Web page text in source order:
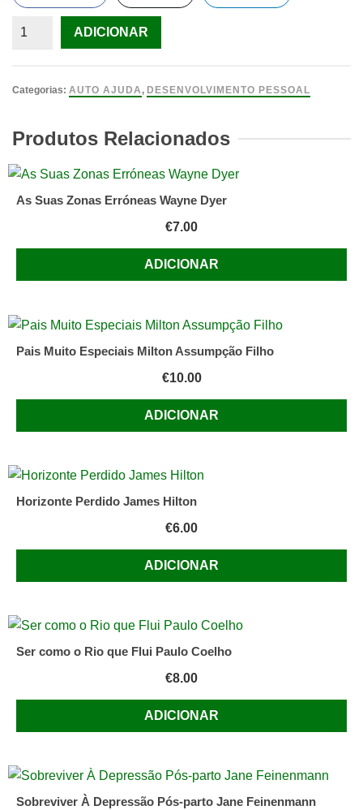
Quantidade
Mulher
o
Príncipe
Jean-
Kaufmann
ADICIONAR
Categorias: AUTO AJUDA , DESENVOLVIMENTO PESSOAL
Produtos Relacionados
As Suas Zonas Erróneas Wayne Dyer
€7.00
ADICIONAR
Pais Muito Especiais Milton Assumpção Filho
€10.00
ADICIONAR
Horizonte Perdido James Hilton
€6.00
ADICIONAR
Ser como o Rio que Flui Paulo Coelho
€8.00
ADICIONAR
Sobreviver À Depressão Pós-parto Jane Feinenmann